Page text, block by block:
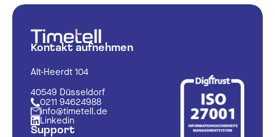
Kontakt aufnehmen
Alt-Heerdt 104
40549 Düsseldorf
0211 94624988
info@timetell.de
Linkedin
Support